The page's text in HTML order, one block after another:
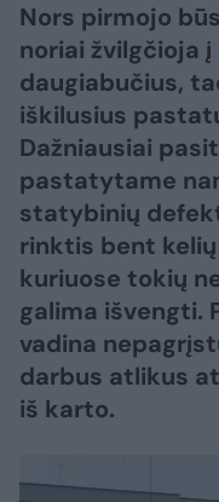
Nors pirmojo
noriai žvilgčioja
daugiabučius,
iškilusius
Dažniausiai
pastatytame
statybinių
rinktis bent
kuriuose tokių
galima išvengti.
vadina
darbus atlikus
iš karto.